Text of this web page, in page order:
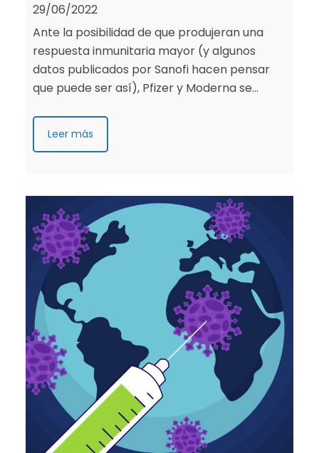
29/06/2022
Ante la posibilidad de que produjeran una
respuesta inmunitaria mayor (y algunos
datos publicados por Sanofi hacen pensar
que puede ser así), Pfizer y Moderna se…
Leer más